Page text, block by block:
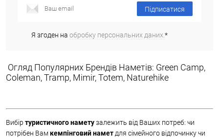
Підписатися
Я згоден на обробку персональних даних.*
Огляд Популярних Брендів Наметів: Green Camp,
Coleman, Tramp, Mimir, Totem, Naturehike
Вибір туристичного наметузалежить від Ваших потреб: чи
потрібен Вамкемпінговий намет для сімейного відпочинку чи